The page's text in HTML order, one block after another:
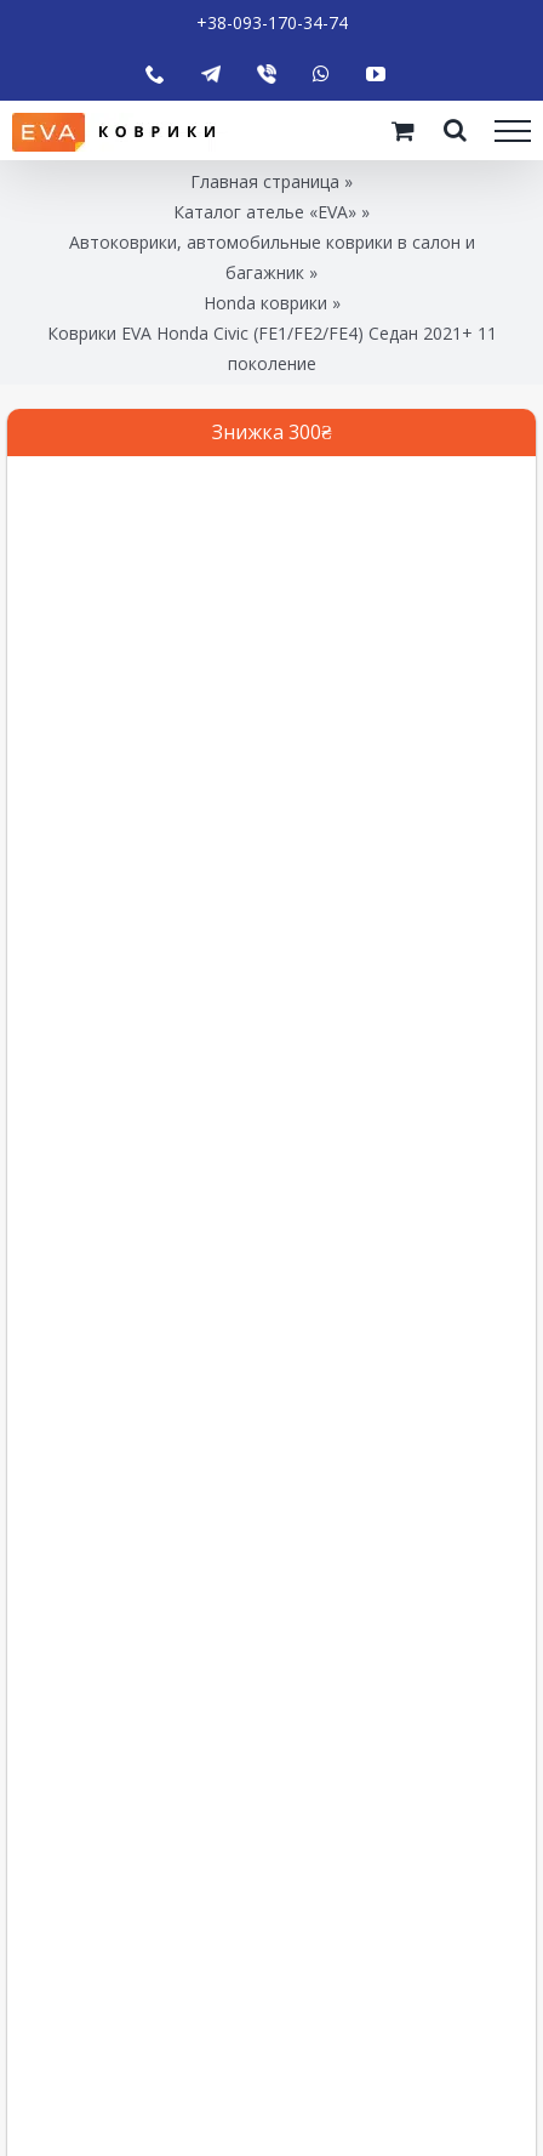
+38-093-170-34-74
Главная страница »
Каталог ателье «EVA» »
Автоковрики, автомобильные коврики в салон и
багажник »
Honda коврики »
Коврики EVA Honda Civic (FE1/FE2/FE4) Седан 2021+ 11
поколение
Знижка 300₴